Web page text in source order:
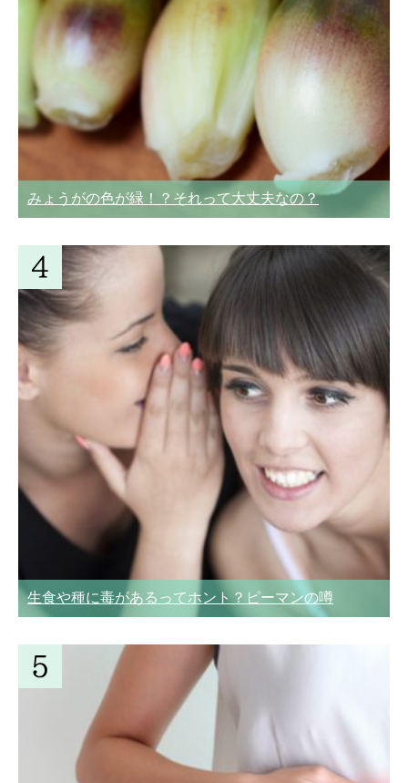
みょうがの色が緑！？それって大丈夫なの？
生食や種に毒があるってホント？ピーマンの噂